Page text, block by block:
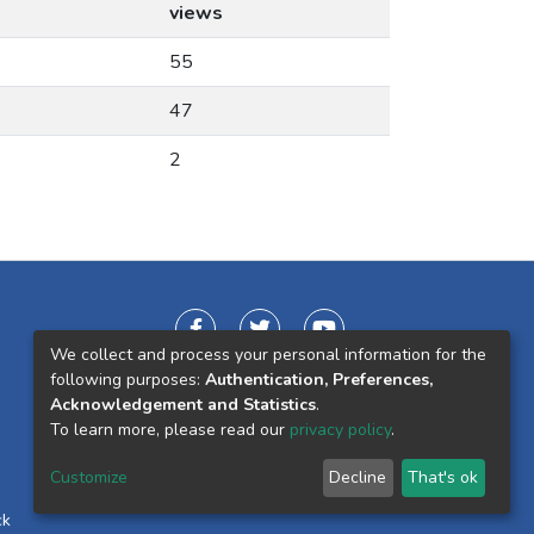
views
55
47
2
We collect and process your personal information for the
following purposes: Authentication, Preferences,
Acknowledgement and Statistics.
To learn more, please read our privacy policy.
Customize Decline That's ok